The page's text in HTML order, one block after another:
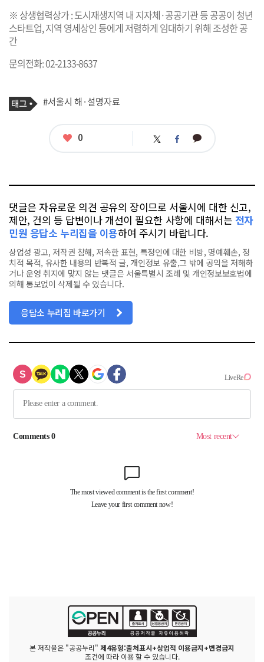
※ 상생협력상가 : 도시재생지역 내 지자체·공공기관 등 공공이 청년
스타트업, 지역 영세상인 등에게 저렴하게 임대하기 위해 조성한 공
간
문의전화: 02-2133-8637
기
사
태
그
#서울시 해·설명자료
좋
0 트 페 카
댓글은 자유로운 의견 공유의 장이므로 서울시에 대한 신고,
제안, 건의 등 답변이나 개선이 필요한 사항에 대해서는 전자
민원 응답소 누리집을 이용하여 주시기 바랍니다.
상업성 광고, 저작권 침해, 저속한 표현, 특정인에 대한 비방, 명예훼손, 정
치적 목적, 유사한 내용의 반복적 글, 개인정보 유출,그 밖에 공익을 저해하
거나 운영 취지에 맞지 않는 댓글은 서울특별시 조례 및 개인정보보호법에
의해 통보없이 삭제될 수 있습니다.
응답소 누리집 바로가기
본 저작물은 "공공누리" 제4유형:출처표시+상업적 이용금지+변경금지
조건에 따라 이용 할 수 있습니다.